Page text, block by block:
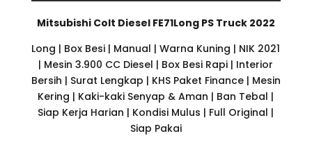
Mitsubishi Colt Diesel FE71Long PS Truck 2022
Long | Box Besi | Manual | Warna Kuning | NIK 2021
| Mesin 3.900 CC Diesel | Box Besi Rapi | Interior
Bersih | Surat Lengkap | KHS Paket Finance | Mesin
Kering | Kaki-kaki Senyap & Aman | Ban Tebal |
Siap Kerja Harian | Kondisi Mulus | Full Original |
Siap Pakai